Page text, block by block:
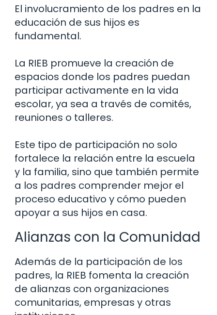
El involucramiento de los padres en la
educación de sus hijos es
fundamental.
La RIEB promueve la creación de
espacios donde los padres puedan
participar activamente en la vida
escolar, ya sea a través de comités,
reuniones o talleres.
Este tipo de participación no solo
fortalece la relación entre la escuela
y la familia, sino que también permite
a los padres comprender mejor el
proceso educativo y cómo pueden
apoyar a sus hijos en casa.
Alianzas con la Comunidad
Además de la participación de los
padres, la RIEB fomenta la creación
de alianzas con organizaciones
comunitarias, empresas y otras